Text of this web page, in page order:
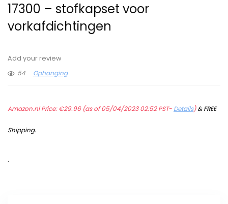
17300 – stofkapset voor
vorkafdichtingen
Add your review
54
Ophanging
Amazon.nl Price:€29.96(as of 05/04/2023 02:52 PST- Details)&FREE
Shipping.
.